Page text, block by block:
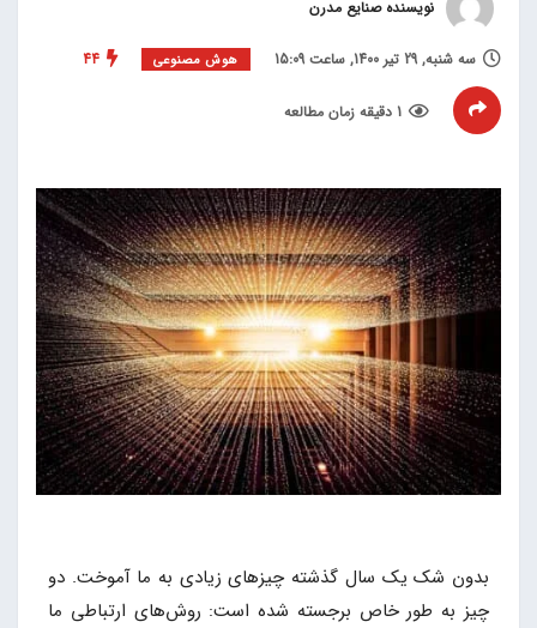
نویسنده صنایع مدرن
سه شنبه, 29 تیر 1400, ساعت 15:09 هوش مصنوعی 44
1 دقیقه زمان مطالعه
بدون شک یک سال گذشته چیزهای زیادی به ما آموخت. دو
چیز به طور خاص برجسته شده است: روش‌های ارتباطی ما